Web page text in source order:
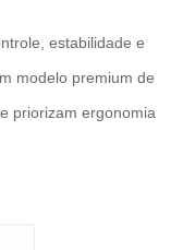
estabilidade e
modelo premium de
priorizam ergonomia